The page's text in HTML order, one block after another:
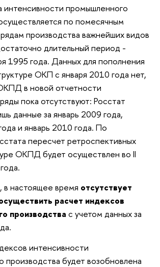
интенсивности промышленного
по помесячным
производства важнейших видов
длительный период -
1995 года. Данных для пополнения
ОКП с января 2010 года нет,
в новой отчетности
пока отсутствуют: Росстат
данные за январь 2009 года,
и январь 2010 года. По
пересчет ретроспективных
ОКПД будет осуществлен во II
в настоящее время отсутствует
расчет индексов
производства с учетом данных за
интенсивности
производства будет возобновлена